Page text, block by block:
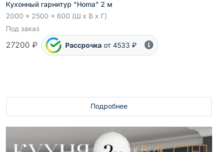
Кухонный гарнитур "Homa" 2 м
2000 x 2500 x 600 (Ш x В x Г)
Под заказ
27200 ₽ Рассрочка от 4533 ₽
Подробнее